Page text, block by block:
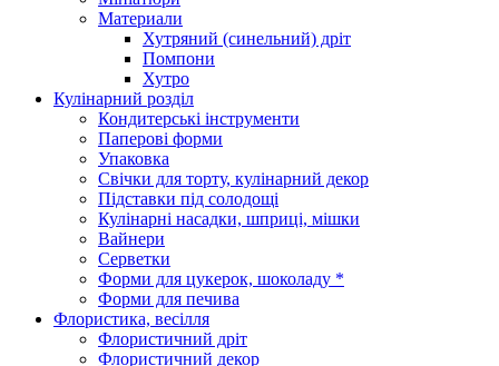
Материали
Хутряний (синельний) дріт
Помпони
Хутро
Кулінарний розділ
Кондитерські інструменти
Паперові форми
Упаковка
Свічки для торту, кулінарний декор
Підставки під солодощі
Кулінарні насадки, шприці, мішки
Вайнери
Серветки
Форми для цукерок, шоколаду *
Форми для печива
Флористика, весілля
Флористичний дріт
Флористичний декор